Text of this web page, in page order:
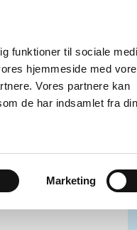
funktioner til sociale
hjemmeside med
Vores partnere kan
de har indsamlet fra
Marketing
os Kontakt
og salg af
Medicinsk